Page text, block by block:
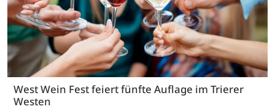
West Wein Fest feiert fünfte Auflage im Trierer
Westen